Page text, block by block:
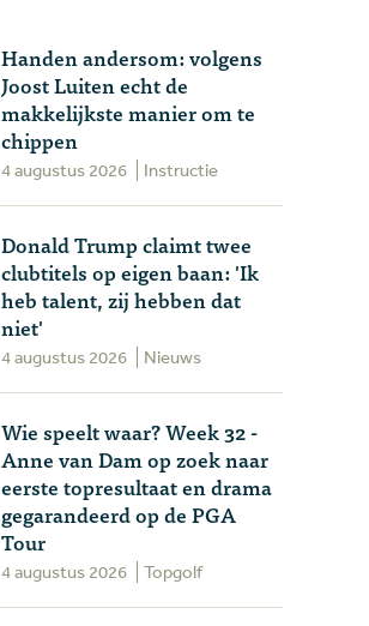
Handen andersom: volgens
Joost Luiten echt de
makkelijkste manier om te
chippen
4 augustus 2026 Instructie
Donald Trump claimt twee
clubtitels op eigen baan: 'Ik
heb talent, zij hebben dat
niet'
4 augustus 2026 Nieuws
Wie speelt waar? Week 32 -
Anne van Dam op zoek naar
eerste topresultaat en drama
gegarandeerd op de PGA
Tour
4 augustus 2026 Topgolf